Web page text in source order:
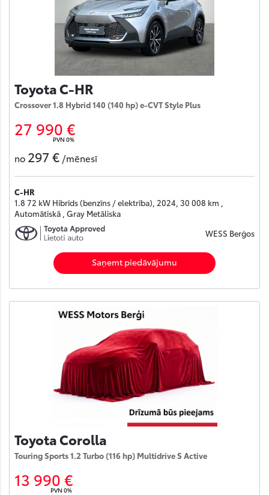
Toyota C-HR
Crossover 1.8 Hybrid 140 (140 hp) e-CVT Style Plus
27 990 €
PVN 0%
no 297 € /mēnesī
C-HR
1.8 72 kW Hibrīds (benzīns / elektrība), 2024, 30 008 km ,
Automātiskā , Gray Metāliska
WESS Berģos
Saņemt piedāvājumu
Toyota Corolla
Touring Sports 1.2 Turbo (116 hp) Multidrive S Active
13 990 €
PVN 0%